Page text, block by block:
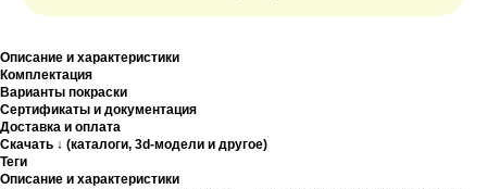
Описание и характеристики
Комплектация
Варианты покраски
Сертификаты и документация
Доставка и оплата
Скачать ↓ (каталоги, 3d-модели и другое)
Теги
Описание и характеристики